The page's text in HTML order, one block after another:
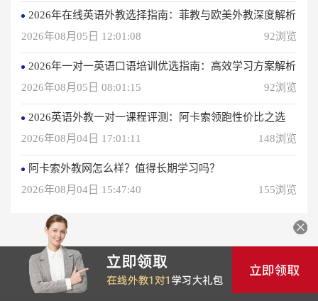
2026年在线英语外教选择指南：菲教与欧美外教深度解析
2026年08月05日 12:01:08
92浏览
2026年一对一英语口语培训优选指南：高效学习方案解析
2026年08月05日 08:01:15
92浏览
2026英语外教一对一课程评测：阿卡索领跑性价比之选
2026年08月04日 17:01:11
148浏览
阿卡索外教网怎么样？值得长期学习吗？
2026年08月04日 15:47:40
155浏览